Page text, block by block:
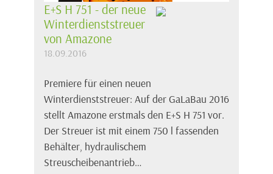
E+S H 751 - der neue
Winterdienststreuer
von Amazone
18.09.2016
Premiere für einen neuen
Winterdienststreuer: Auf der GaLaBau 2016
stellt Amazone erstmals den E+S H 751 vor.
Der Streuer ist mit einem 750 l fassenden
Behälter, hydraulischem
Streuscheibenantrieb…